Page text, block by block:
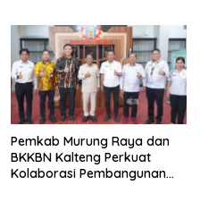
Pemkab Murung Raya dan
BKKBN Kalteng Perkuat
Kolaborasi Pembangunan